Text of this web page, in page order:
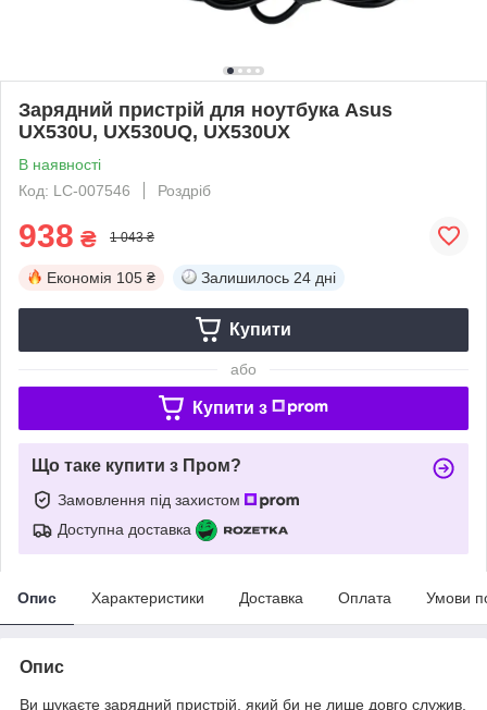
Зарядний пристрій для ноутбука Asus
UX530U, UX530UQ, UX530UX
В наявності
Код: LC-007546
Роздріб
938 ₴ 1 043 ₴
Економія 105 ₴ Залишилось 24 дні
Купити
або
Купити з
Що таке купити з Пром?
Замовлення під захистом
Доступна доставка
Опис Характеристики Доставка Оплата Умови
Опис
Ви шукаєте зарядний пристрій, який би не лише довго служив,